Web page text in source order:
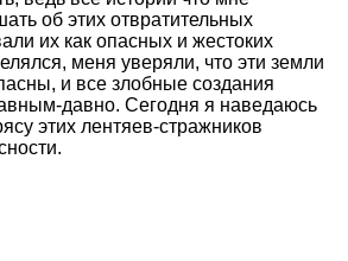
об этих отвратительных
их как опасных и жестоких
меня уверяли, что эти земли
и все злобные создания
давно. Сегодня я наведаюсь
этих лентяев-стражников